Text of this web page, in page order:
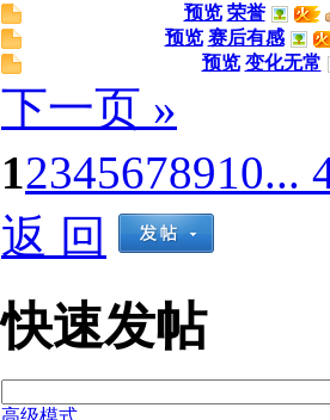
预览 荣誉
预览 赛后有感
预览 变化无常
下一页 »
12345678910...
返 回
快速发帖